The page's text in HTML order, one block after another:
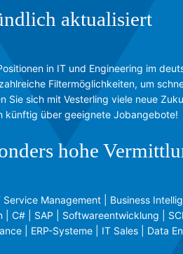
aktualisiert
in IT und Engineering im
Filtermöglichkeiten, um
Sie sich mit Vesterling viele neue
künftig über geeignete Jobangebote!
hohe
Management | Business
C# | SAP | Softwareentwicklung |
| ERP-Systeme | IT Sales | Data